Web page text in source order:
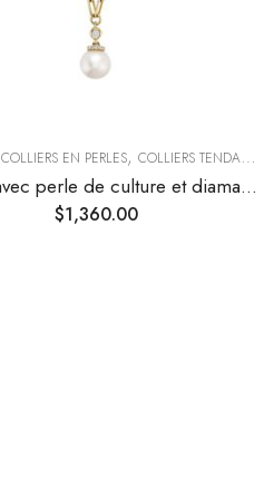
COLLIERS EN PERLES, COLLIERS TENDANCE
Collier avec perle de culture et diamant pendants sur chaîne maille trombone
$1,360.00